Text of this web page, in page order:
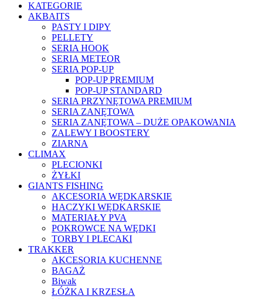
KATEGORIE
AKBAITS
PASTY I DIPY
PELLETY
SERIA HOOK
SERIA METEOR
SERIA POP-UP
POP-UP PREMIUM
POP-UP STANDARD
SERIA PRZYNĘTOWA PREMIUM
SERIA ZANĘTOWA
SERIA ZANĘTOWA – DUŻE OPAKOWANIA
ZALEWY I BOOSTERY
ZIARNA
CLIMAX
PLECIONKI
ŻYŁKI
GIANTS FISHING
AKCESORIA WĘDKARSKIE
HACZYKI WĘDKARSKIE
MATERIAŁY PVA
POKROWCE NA WĘDKI
TORBY I PLECAKI
TRAKKER
AKCESORIA KUCHENNE
BAGAŻ
Biwak
ŁÓŻKA I KRZESŁA